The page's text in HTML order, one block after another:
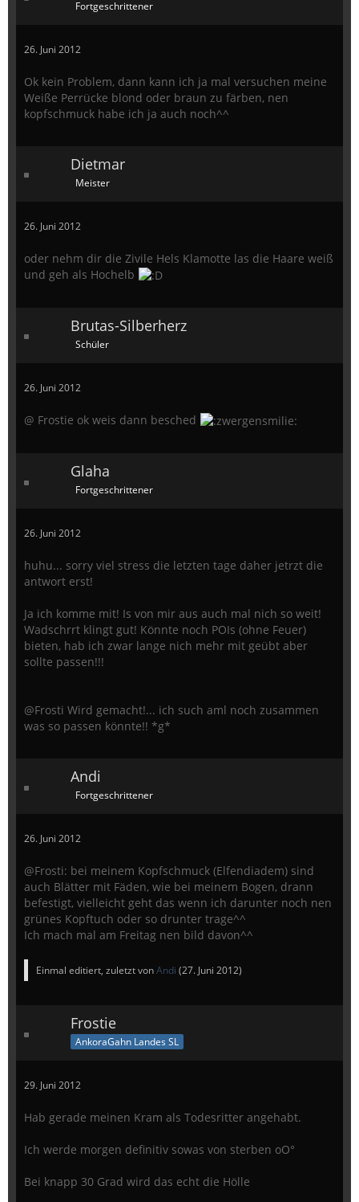
Fortgeschrittener
26. Juni 2012
Ok kein Problem, dann kann ich ja mal versuchen meine
Weiße Perrücke blond oder braun zu färben, nen
kopfschmuck habe ich ja auch noch^^
Dietmar
Meister
26. Juni 2012
oder nehm dir die Zivile Hels Klamotte las die Haare weiß
und geh als Hochelb
Brutas-Silberherz
Schüler
26. Juni 2012
@ Frostie ok weis dann besched
Glaha
Fortgeschrittener
26. Juni 2012
huhu... sorry viel stress die letzten tage daher jetrzt die
antwort erst!
Ja ich komme mit! Is von mir aus auch mal nich so weit!
Wadschrrt klingt gut! Könnte noch POIs (ohne Feuer)
bieten, hab ich zwar lange nich mehr mit geübt aber
sollte passen!!!
@Frosti Wird gemacht!... ich such aml noch zusammen
was so passen könnte!! *g*
Andi
Fortgeschrittener
26. Juni 2012
@Frosti: bei meinem Kopfschmuck (Elfendiadem) sind
auch Blätter mit Fäden, wie bei meinem Bogen, drann
befestigt, vielleicht geht das wenn ich darunter noch nen
grünes Kopftuch oder so drunter trage^^
Ich mach mal am Freitag nen bild davon^^
Einmal editiert, zuletzt vonAndi (27. Juni 2012)
Frostie
AnkoraGahn Landes SL
29. Juni 2012
Hab gerade meinen Kram als Todesritter angehabt.
Ich werde morgen definitiv sowas von sterben oO°
Bei knapp 30 Grad wird das echt die Hölle